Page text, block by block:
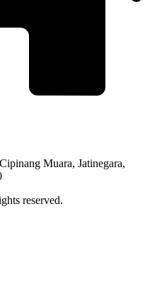
Muara, Jatinegara,
reserved.